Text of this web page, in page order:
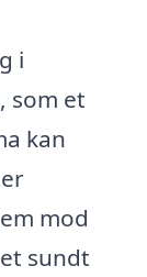
i
som et
kan
mod
sundt